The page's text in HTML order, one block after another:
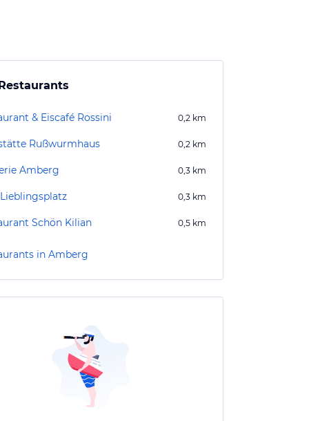
& Eiscafé Rossini 0,2 km
Rußwurmhaus 0,2 km
Amberg 0,3 km
0,3 km
Schön Kilian 0,5 km
in Amberg